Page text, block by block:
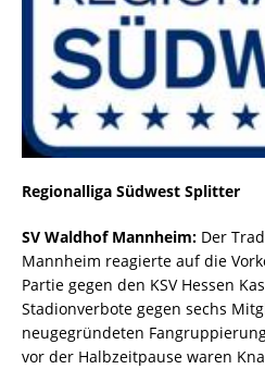
Regionalliga Südwest Splitter
SV Waldhof Mannheim: Der
Mannheim reagierte auf die
Partie gegen den KSV Hessen
Stadionverbote gegen sechs
neugegründeten
vor der Halbzeitpause waren